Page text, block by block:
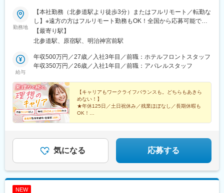
勤務地
【本社勤務（北参道駅より徒歩3分）またはフルリモート／転勤な
し】※遠方の方はフルリモート勤務もOK！全国から応募可能で
す！※研修は本社（東京）にて実施■本社東京都渋谷区千駄ヶ谷3-
51-10 PORTALPOINT HARAJUKU FD-13＜アクセス＞・東京メ
線「千駄ヶ谷駅」より徒歩8分・都営地下鉄「国立競技場駅」A4
出口より徒歩8分＝＝＝＝＝＝＝＝＞＞★check！◎安心して上京
越し支援・家賃補助などをサポートします。◎独り立ち後はリモ
ートワークが可能週3日リモートワークの先輩も。遠方の方はフル
リモート勤務もOK！ライフステージの変化に合わせて、柔軟な働
き方ができます。
【最寄り駅】
北参道駅、原宿駅、明治神宮前駅
給与
年収500万円／27歳／入社3年目／前職：ホテルフロントスタッフ
年収350万円／26歳／入社1年目／前職：アパレルスタッフ
【キャリアもワークライフバランスも。どちらもあきら
めない！】
★年休125日／土日祝休み／残業ほぼなし／長期休暇も
OK！
気になる 応募する
NEW